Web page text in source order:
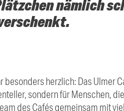
nämlich
herzlich: Das Ulmer
sondern für Menschen,
des Cafés gemeinsam mit